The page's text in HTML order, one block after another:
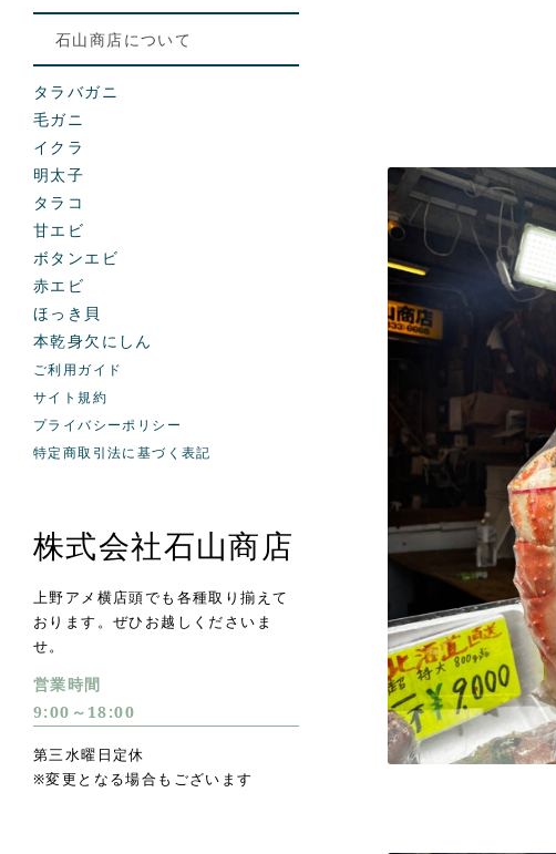
石山商店について
タラバガニ
毛ガニ
イクラ
明太子
タラコ
甘エビ
ボタンエビ
赤エビ
ほっき貝
本乾身欠にしん
ご利用ガイド
サイト規約
プライバシーポリシー
特定商取引法に基づく表記
株式会社石山商店
上野アメ横店頭でも各種取り揃えて
おります。ぜひお越しくださいま
せ。
営業時間
9:00～18:00
第三水曜日定休
※変更となる場合もございます